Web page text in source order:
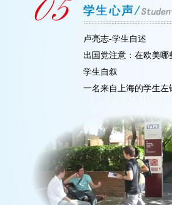
卢亮志-学生自述
出国党注意：在欧美哪
学生自叙
一名来自上海的学生左